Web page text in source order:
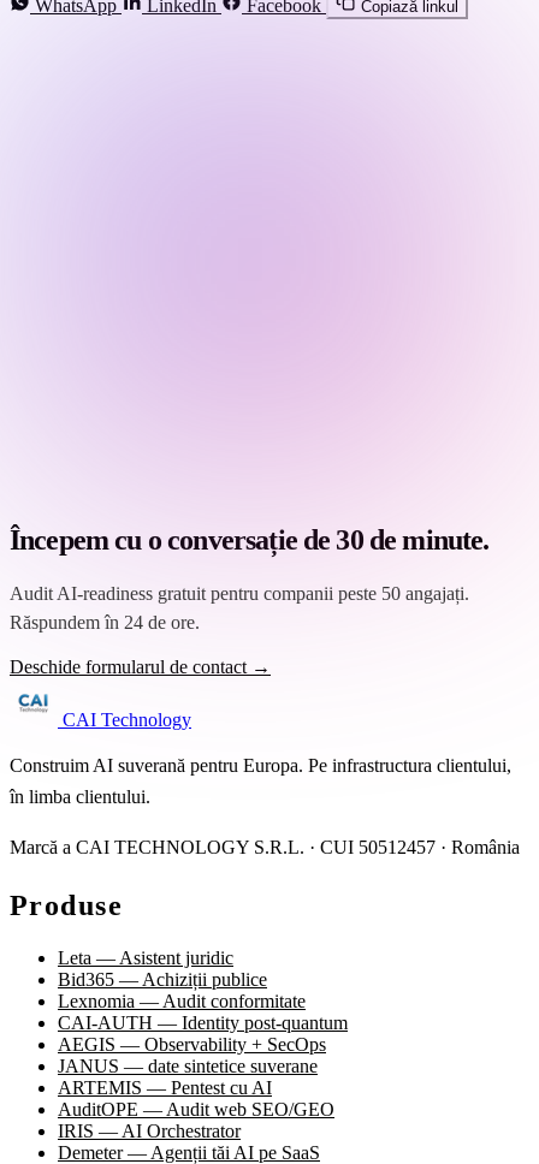
WhatsApp LinkedIn Facebook Copiază linkul
Începem cu o conversație de 30 de minute.
Audit AI-readiness gratuit pentru companii peste 50 angajați.
Răspundem în 24 de ore.
Deschide formularul de contact →
CAI Technology
Construim AI suverană pentru Europa. Pe infrastructura clientului,
în limba clientului.
Marcă a CAI TECHNOLOGY S.R.L. · CUI 50512457 · România
Produse
Leta — Asistent juridic
Bid365 — Achiziții publice
Lexnomia — Audit conformitate
CAI-AUTH — Identity post-quantum
AEGIS — Observability + SecOps
JANUS — date sintetice suverane
ARTEMIS — Pentest cu AI
AuditOPE — Audit web SEO/GEO
IRIS — AI Orchestrator
Demeter — Agenții tăi AI pe SaaS